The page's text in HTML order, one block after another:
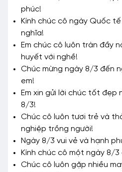
phúc!
Kính chúc cô ngày Quốc
nghĩa!
Em chúc cô luôn tràn đầy
huyết với nghề!
Chúc mừng ngày 8/3 đến
em!
Em xin gửi lời chúc tốt đẹp
8/3!
Chúc cô luôn tươi trẻ và
nghiệp trồng người!
Ngày 8/3 vui vẻ và hạnh
Kính chúc cô một ngày 8/3
Chúc cô luôn gặp nhiều